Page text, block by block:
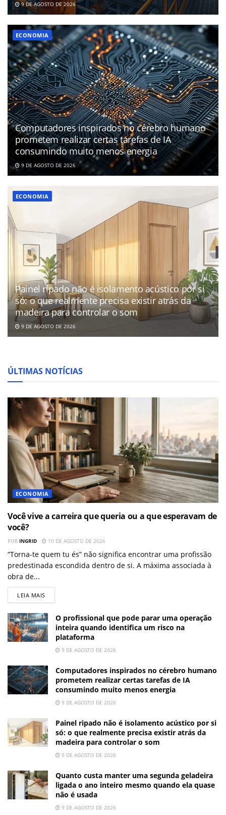
9 DE AGOSTO DE 2026
ECONOMIA
Computadores inspirados no cérebro humano
prometem realizar certas tarefas de IA
consumindo muito menos energia
9 DE AGOSTO DE 2026
ECONOMIA
Painel ripado não é isolamento acústico por si
só: o que realmente precisa existir atrás da
madeira para controlar o som
9 DE AGOSTO DE 2026
ÚLTIMAS NOTÍCIAS
ECONOMIA
Você vive a carreira que queria ou a que esperavam de
você?
POR INGRID 10 DE AGOSTO DE 2026
“Torna-te quem tu és” não significa encontrar uma profissão
predestinada escondida dentro de si. A máxima associada à
obra de...
LEIA MAIS
O profissional que pode parar uma operação
inteira quando identifica um risco na
plataforma
9 DE AGOSTO DE 2026
Computadores inspirados no cérebro humano
prometem realizar certas tarefas de IA
consumindo muito menos energia
9 DE AGOSTO DE 2026
Painel ripado não é isolamento acústico por si
só: o que realmente precisa existir atrás da
madeira para controlar o som
9 DE AGOSTO DE 2026
Quanto custa manter uma segunda geladeira
ligada o ano inteiro mesmo quando ela quase
não é usada
9 DE AGOSTO DE 2026